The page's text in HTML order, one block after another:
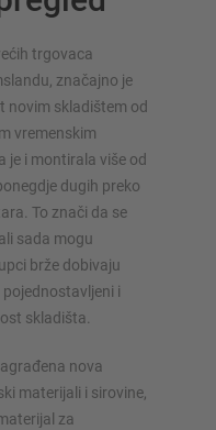
trgovaca
značajno je
novim skladištem od
vremenskim
je i montirala više od
dugih preko
To znači da se
sada mogu
brže dobivaju
i
skladišta.
nova
materijali i sirovine,
za